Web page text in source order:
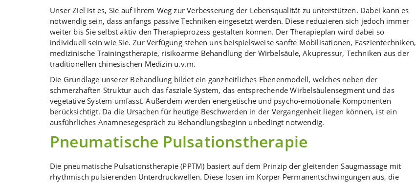
Unser Ziel ist es, Sie auf Ihrem Weg zur Verbesserung der Lebensqualität zu unterstützen. Dabei kann es
notwendig sein, dass anfangs passive Techniken eingesetzt werden. Diese reduzieren sich jedoch immer
weiter bis Sie selbst aktiv den Therapieprozess gestalten können. Der Therapieplan wird dabei so
individuell sein wie Sie. Zur Verfügung stehen uns beispielsweise sanfte Mobilisationen, Faszientechniken,
medizinische Trainingstherapie, risikoarme Behandlung der Wirbelsäule, Akupressur, Techniken aus der
traditionellen chinesischen Medizin u.v.m.
Die Grundlage unserer Behandlung bildet ein ganzheitliches Ebenenmodell, welches neben der
schmerzhaften Struktur auch das fasziale System, das entsprechende Wirbelsäulensegment und das
vegetative System umfasst. Außerdem werden energetische und psycho-emotionale Komponenten
berücksichtigt. Da die Ursachen für heutige Beschwerden in der Vergangenheit liegen können, ist ein
ausführliches Anamnesegespräch zu Behandlungsbeginn unbedingt notwendig.
Pneumatische Pulsationstherapie
Die pneumatische Pulsationstherapie (PPTM) basiert auf dem Prinzip der gleitenden Saugmassage mit
rhythmisch pulsierenden Unterdruckwellen. Diese lösen im Körper Permanentschwingungen aus, die